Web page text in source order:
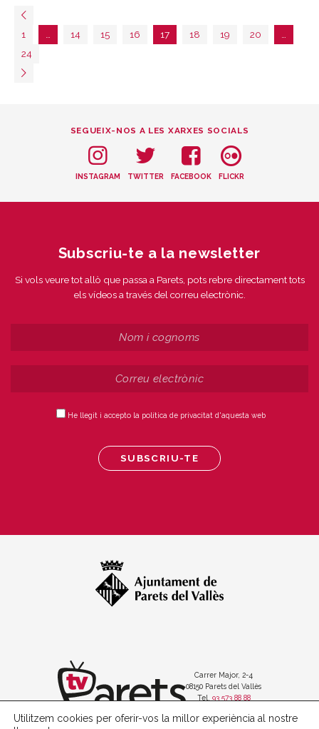
1 … 14 15 16 17 18 19 20
…
24
SEGUEIX-NOS A LES XARXES SOCIALS
INSTAGRAM TWITTER FACEBOOK FLICKR
Subscriu-te a la newsletter
Si vols veure tot allò que passa a Parets, pots rebre directament tots
els vídeos a través del correu electrònic.
He llegit i accepto la política de privacitat d'aquesta web
Carrer Major, 2-4
08150 Parets del Vallès
Tel. 93 573 88 88
Utilitzem cookies per oferir-vos la millor experiència al nostre